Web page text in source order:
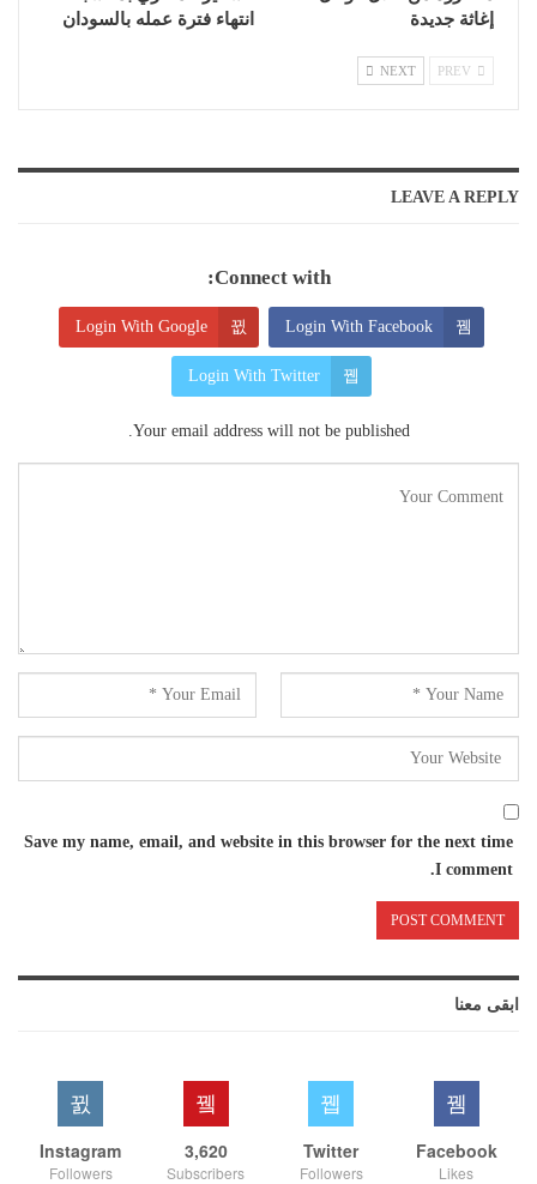
إغاثة جديدة
انتهاء فترة عمله بالسودان
NEXT
LEAVE A REPLY
Connect with:
Login With Facebook
Login With Google
Login With Twitter
Your email address will not be published.
Save my name, email, and website in this browser for the next time
I comment.
ابقى معنا
Facebook
Likes
Twitter
Followers
3,620
Subscribers
Instagram
Followers